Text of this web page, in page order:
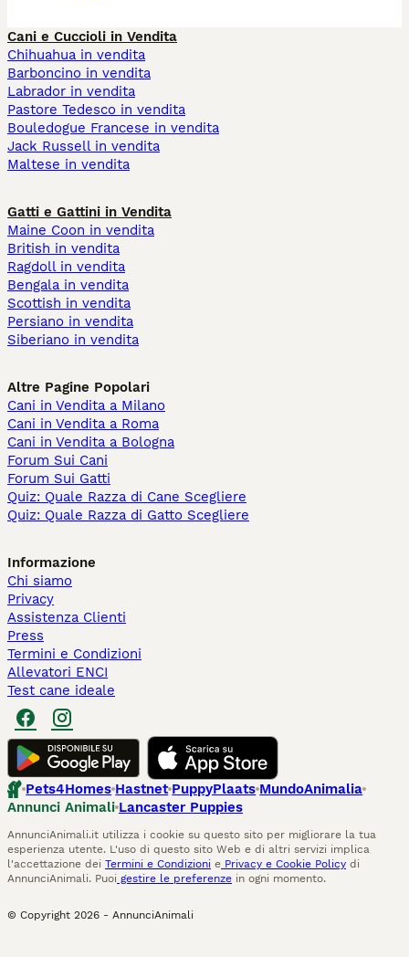
Cani e Cuccioli in Vendita
Chihuahua in vendita
Barboncino in vendita
Labrador in vendita
Pastore Tedesco in vendita
Bouledogue Francese in vendita
Jack Russell in vendita
Maltese in vendita
Gatti e Gattini in Vendita
Maine Coon in vendita
British in vendita
Ragdoll in vendita
Bengala in vendita
Scottish in vendita
Persiano in vendita
Siberiano in vendita
Altre Pagine Popolari
Cani in Vendita a Milano
Cani in Vendita a Roma
Cani in Vendita a Bologna
Forum Sui Cani
Forum Sui Gatti
Quiz: Quale Razza di Cane Scegliere
Quiz: Quale Razza di Gatto Scegliere
Informazione
Chi siamo
Privacy
Assistenza Clienti
Press
Termini e Condizioni
Allevatori ENCI
Test cane ideale
Pets4Homes Hastnet PuppyPlaats MundoAnimalia
Annunci Animali Lancaster Puppies
AnnunciAnimali.it utilizza i cookie su questo sito per migliorare la tua
esperienza utente. L'uso di questo sito Web e di altri servizi implica
l'accettazione dei Termini e Condizioni e Privacy e Cookie Policy di
AnnunciAnimali. Puoi gestire le preferenze in ogni momento.
© Copyright 2026 - AnnunciAnimali